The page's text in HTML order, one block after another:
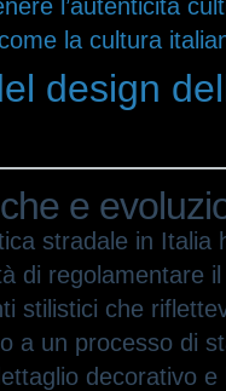
l’autenticità
la cultura
design
e
stradale in Italia
di regolamentare
stilistici che
a un processo di
decorativo e